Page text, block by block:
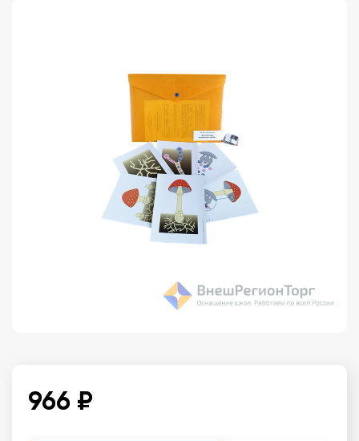
966 ₽